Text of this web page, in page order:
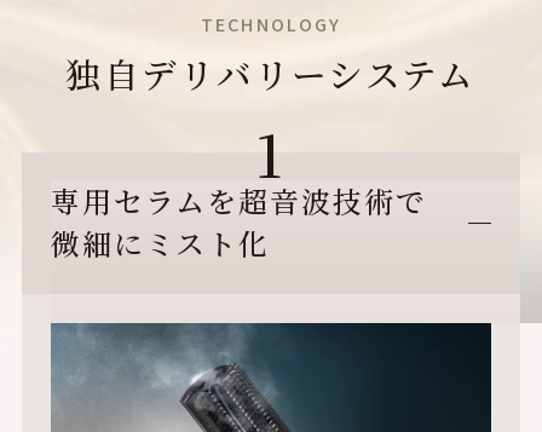
TECHNOLOGY
独自デリバリーシステム
1
専用セラムを超音波技術で
微細にミスト化